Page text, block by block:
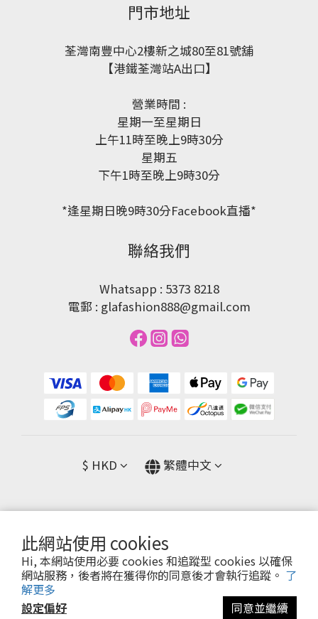
此網站使用 cookies
Hi, 本網站使用必要 cookies 和追蹤型 cookies 以確保
網站服務，後者將在獲得你的同意後才會執行追蹤。 了
解更多
設定偏好
同意並繼續
門市地址
荃灣南豐中心2樓新之城80至81號舖
【港鐵荃灣站A出口】
營業時間 :
星期一至星期日
上午11時至晚上9時30分
星期五
下午1時至晚上9時30分
*逢星期日晚9時30分Facebook直播*
聯絡我們
Whatsapp : 5373 8218
電郵 : glafashion888@gmail.com
$ HKD 繁體中文
提醒您，我們不會以電話或簡訊方式通知變更付款方式。
Copyright© [2024][GLA FASHION]